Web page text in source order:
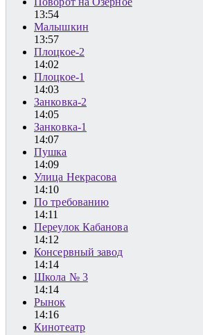
13:54
Малышкин
13:57
Плоцкое-2
14:02
Плоцкое-1
14:03
Занковка-2
14:05
Занковка-1
14:07
Пушка
14:09
Улица Некрасова
14:10
По требованию
14:11
Переулок Кабанова
14:12
Консервный завод
14:14
Школа № 3
14:14
Рынок
14:16
Кинотеатр